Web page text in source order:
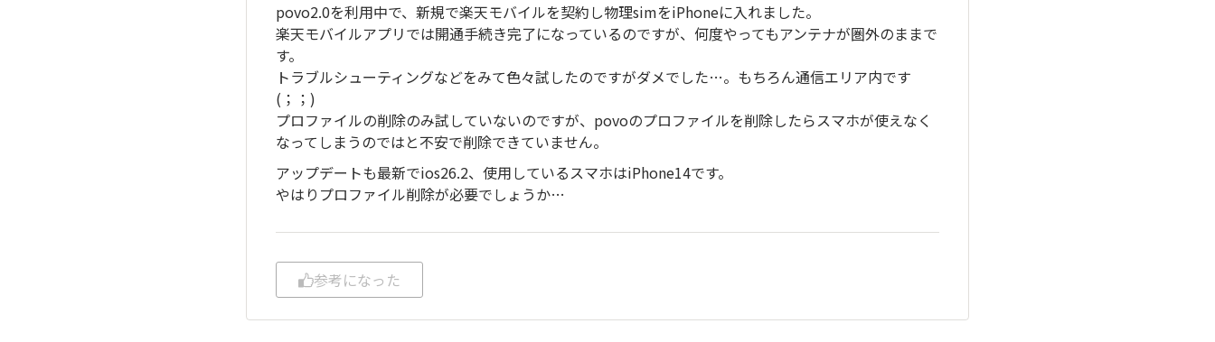
povo2.0を利用中で、新規で楽天モバイルを契約し物理simをiPhoneに入れました。
楽天モバイルアプリでは開通手続き完了になっているのですが、何度やってもアンテナが圏外のままで
す。
トラブルシューティングなどをみて色々試したのですがダメでした…。もちろん通信エリア内です
(；；)
プロファイルの削除のみ試していないのですが、povoのプロファイルを削除したらスマホが使えなく
なってしまうのではと不安で削除できていません。
アップデートも最新でios26.2、使用しているスマホはiPhone14です。
やはりプロファイル削除が必要でしょうか…
参考になった